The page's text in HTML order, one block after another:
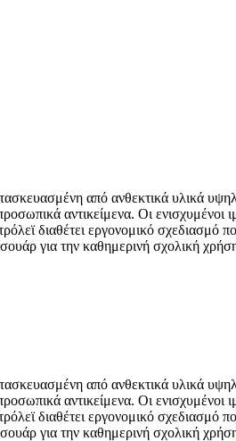
από ανθεκτικά υλικά
αντικείμενα. Οι
διαθέτει εργονομικό
για την καθημερινή σχολική
από ανθεκτικά υλικά
αντικείμενα. Οι
διαθέτει εργονομικό
για την καθημερινή σχολική